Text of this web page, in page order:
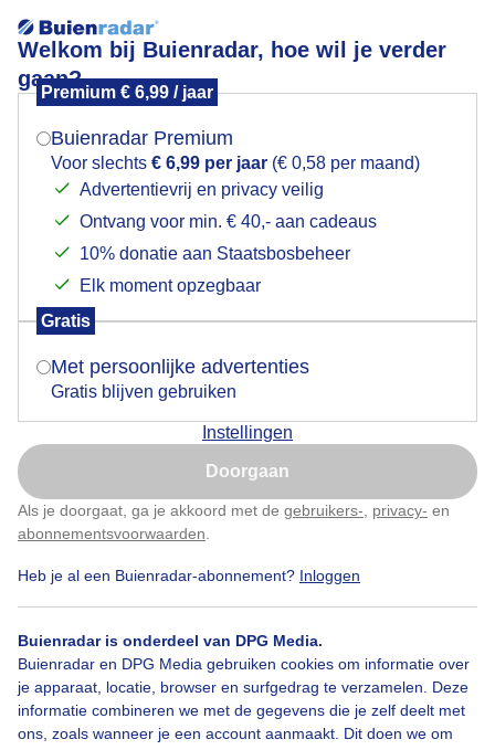
Welkom bij Buienradar, hoe wil je verder
gaan?
Premium € 6,99 / jaar
Buienradar Premium
Voor slechts € 6,99 per jaar (€ 0,58 per maand)
Advertentievrij en privacy veilig
Ontvang voor min. € 40,- aan cadeaus
10% donatie aan Staatsbosbeheer
Elk moment opzegbaar
Gratis
Met persoonlijke advertenties
Gratis blijven gebruiken
Instellingen
Doorgaan
Als je doorgaat, ga je akkoord met de gebruikers- privacy- en
abonnementsvoorwaarden
Heb je al een Buienradar-abonnement? Inloggen
Buienradar is onderdeel van DPG Media.
Buienradar en DPG Media gebruiken cookies om informatie over
je apparaat, locatie, browser en surfgedrag te verzamelen. Deze
informatie combineren we met de gegevens die je zelf deelt met
ons, zoals wanneer je een account aanmaakt. Dit doen we om
Bronsttijd
naar liefde: het is paartijd, ook wel bronst genoemd.
De mannetjes laten in deze periode hun lokroep
horen, het burlen, en strijden op vele manieren om de
vrouwtjes.
Wild Natuur
Mogen we je locatie gebruiken voor het
Indien je hier nog geen akkoord op hebt gegeven,
verschijnt er zo een pop-up uit je browser waarin
Is goed, toon de popup
Nu niet, misschien later
Klik hierom dit aan te passen